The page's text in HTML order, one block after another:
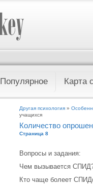
Популярное Карта
Другая психология »
учащихся
Количество
Страница 8
Вопросы и задания:
Чем вызывается
Кто чаще болеет